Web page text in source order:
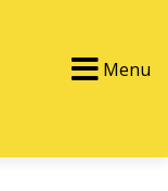
Menu